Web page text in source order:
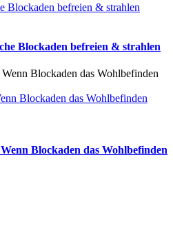
Blockaden befreien & strahlen
Blockaden befreien & strahlen
Blockaden das Wohlbefinden
Blockaden das Wohlbefinden